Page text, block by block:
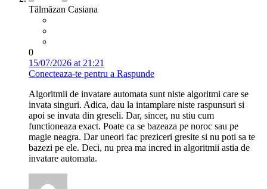
Tălmăzan Casiana
0
15/07/2026 at 21:21
Conecteaza-te pentru a Raspunde
Algoritmii de invatare automata sunt niste algoritmi care se
invata singuri. Adica, dau la intamplare niste raspunsuri si
apoi se invata din greseli. Dar, sincer, nu stiu cum
functioneaza exact. Poate ca se bazeaza pe noroc sau pe
magie neagra. Dar uneori fac preziceri gresite si nu poti sa te
bazezi pe ele. Deci, nu prea ma incred in algoritmii astia de
invatare automata.